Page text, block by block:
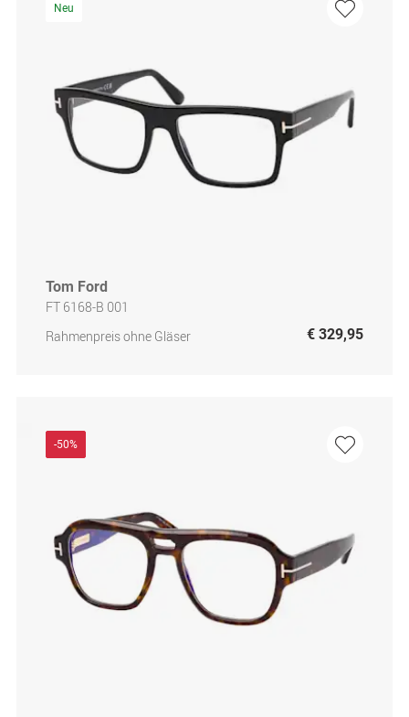
Neu
Tom Ford
FT 6168-B 001
Rahmenpreis ohne Gläser
€ 329,95
-50%